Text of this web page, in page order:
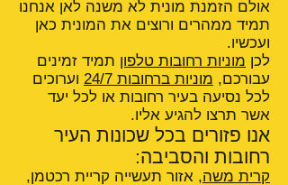
אולם הזמנת מונית לא משנה לאן אנחנו
תמיד ממהרים ורוצים את המונית כאן
ועכשיו.
לכן מוניות רחובות טלפון תמיד זמינים
עבורכם, מוניות ברחובות 24/7
וערוכים
לכל נסיעה בעיר רחובות או לכל יעד
אשר תרצו להגיע אליו.
אנו פזורים בכל שכונות העיר
רחובות והסביבה:
קרית משה, אזור תעשייה קריית רכטמן,